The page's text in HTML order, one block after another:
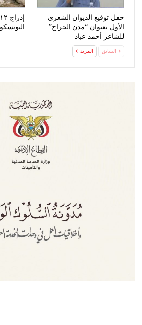
حفل توقيع الديوان الشعري
الأول بعنوان “مدن الجراح”
للشاعر أحمد عباد
اليونسكو
السابق المزيد